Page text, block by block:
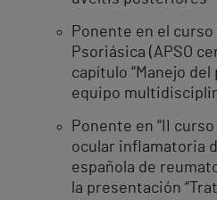
Ponente en el
Psoriásica (APSO
capítulo “Manejo
equipo
Ponente en “II
ocular inflamatoria
española de
la presentación